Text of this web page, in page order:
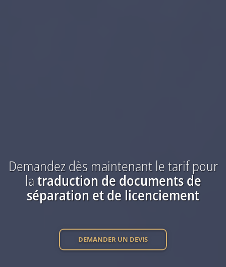
Demandez dès maintenant le tarifpour
latraduction de documents de
séparation et de licenciement
DEMANDER UN DEVIS